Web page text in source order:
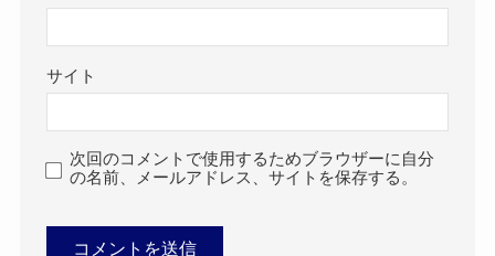
サイト
次回のコメントで使用するためブラウザーに自分
の名前、メールアドレス、サイトを保存する。